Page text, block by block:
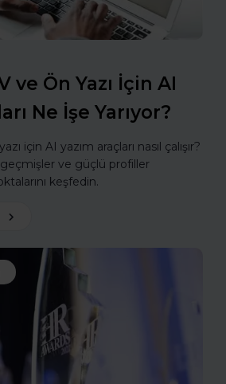
ve Ön Yazı İçin AI
Ne İşe Yarıyor?
için AI yazım araçları nasıl çalışır?
ve güçlü profiller
keşfedin.